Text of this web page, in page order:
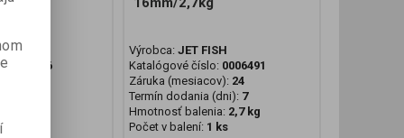
000616
1 ks
Výrobca: JET FISH
Katalógové číslo: 0006491
Záruka (mesiacov): 24
Termín dodania (dni): 7
Hmotnosť balenia: 2,7 kg
Počet v balení: 1 ks